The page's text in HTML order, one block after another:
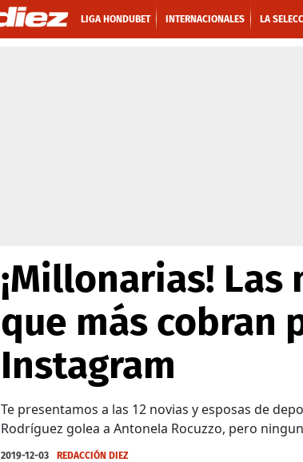
LIGA HONDUBET INTERNACIONALES LA
¡Millonarias!
que más cobran
Instagram
Te presentamos a las 12 novias y esposas de
Rodríguez golea a Antonela Rocuzzo, pero
2019-12-03 REDACCIÓN DIEZ